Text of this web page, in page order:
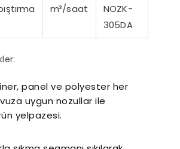
m³/saat
NOZK-
305DA
panel ve polyester her
uygun nozullar ile
yelpazesi.